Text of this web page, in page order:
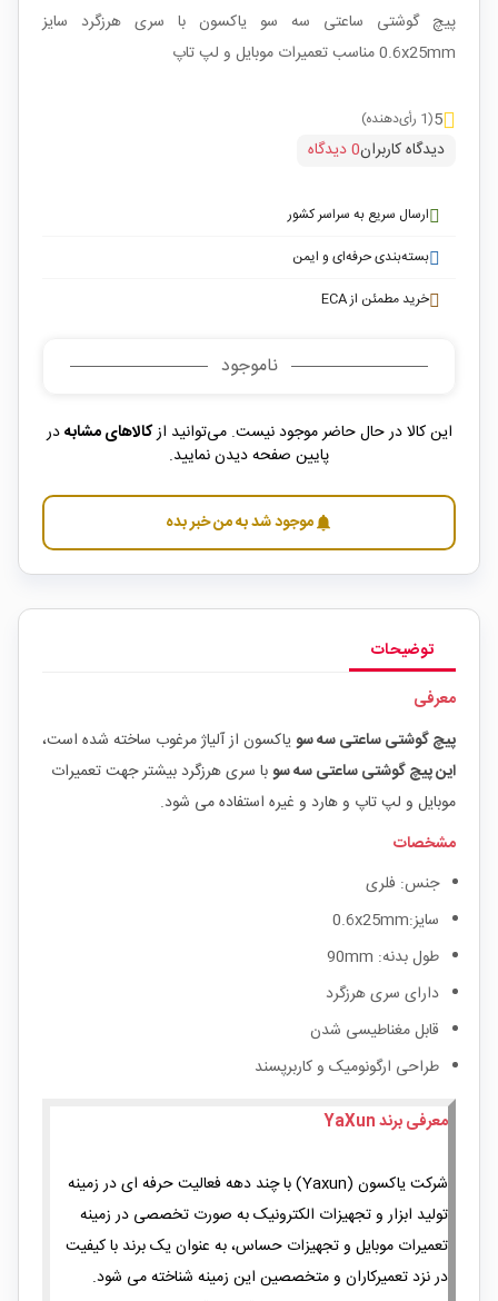
پیچ گوشتی ساعتی سه سو یاکسون با سری هرزگرد سایز
0.6x25mm مناسب تعمیرات موبایل و لپ تاپ
5(1 رأی‌دهنده)
دیدگاه کاربران0 دیدگاه
ارسال سریع به سراسر کشور
بسته‌بندی حرفه‌ای و ایمن
خرید مطمئن از ECA
ناموجود
این کالا در حال حاضر موجود نیست. می‌توانید ازکالاهای مشابهدر
پایین صفحه دیدن نمایید.
notificationsموجود شد به من خبر بده
توضیحات
معرفی
پیچ گوشتی ساعتی سه سویاکسون از آلیاژ مرغوب ساخته شده‌ است،
این پیچ گوشتی ساعتی سه سوبا سری هرزگرد بیشتر جهت تعمیرات
موبایل و لپ تاپ و هارد و غیره استفاده می شود.
مشخصات
جنس: فلری
سایز:0.6x25mm
طول بدنه: 90mm
دارای سری هرزگرد
قابل مغناطیسی شدن
طراحی ارگونومیک و کاربرپسند
معرفی برند YaXun
شرکت یاکسون (Yaxun) با چند دهه فعالیت حرفه ای در زمینه
تولید ابزار و تجهیزات الکترونیک به صورت تخصصی در زمینه
تعمیرات موبایل و تجهیزات حساس، به عنوان یک برند با کیفیت
در نزد تعمیرکاران و متخصصین این زمینه شناخته می شود.